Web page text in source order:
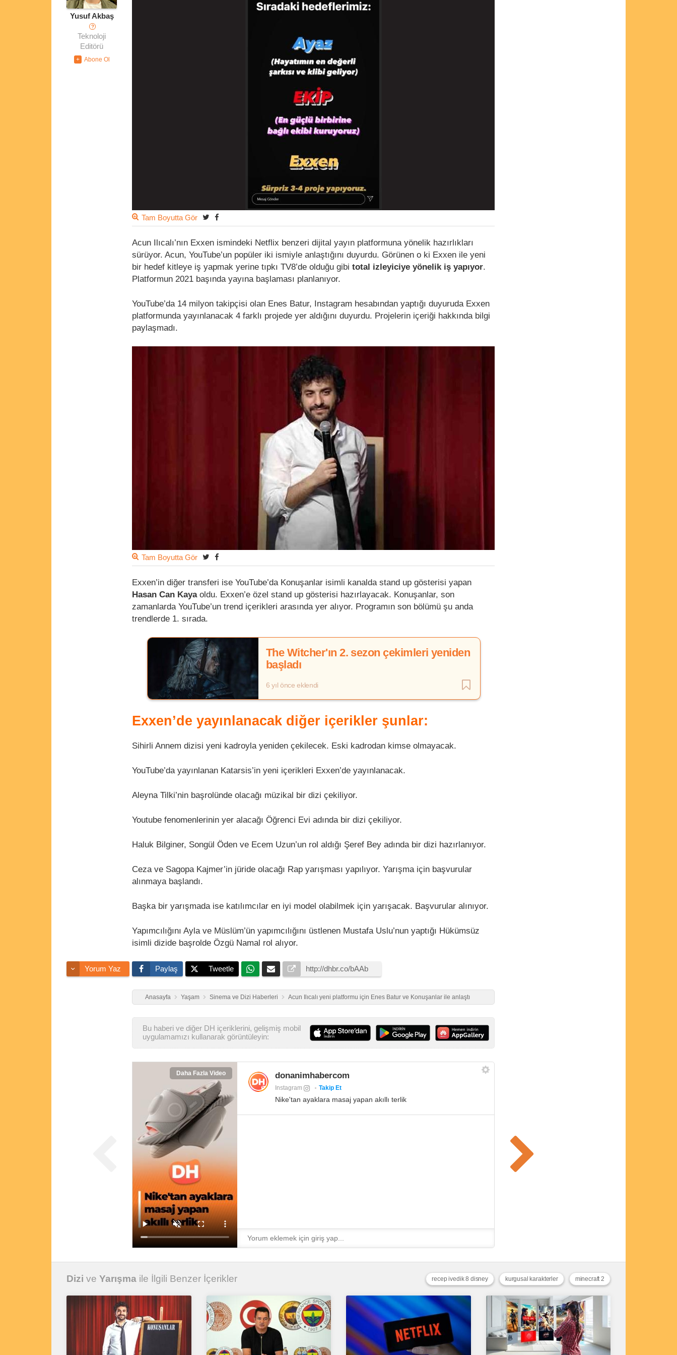
Yusuf Akbaş
?
Teknoloji
Editörü
Tam Boyutta Gör
Acun Ilıcalı’nın Exxen ismindeki Netflix benzeri dijital yayın platformuna yönelik hazırlıkları
sürüyor. Acun, YouTube’un popüler iki ismiyle anlaştığını duyurdu. Görünen o ki Exxen ile yeni
bir hedef kitleye iş yapmak yerine tıpkı TV8’de olduğu gibi total izleyiciye yönelik iş yapıyor.
Platformun 2021 başında yayına başlaması planlanıyor.
YouTube’da 14 milyon takipçisi olan Enes Batur, Instagram hesabından yaptığı duyuruda Exxen
platformunda yayınlanacak 4 farklı projede yer aldığını duyurdu. Projelerin içeriği hakkında bilgi
paylaşmadı.
Tam Boyutta Gör
Exxen’in diğer transferi ise YouTube’da Konuşanlar isimli kanalda stand up gösterisi yapan
Hasan Can Kayaoldu. Exxen’e özel stand up gösterisi hazırlayacak. Konuşanlar, son
zamanlarda YouTube’un trend içerikleri arasında yer alıyor. Programın son bölümü şu anda
trendlerde 1. sırada.
The Witcher'ın 2. sezon çekimleri yeniden
başladı
6 yıl önce eklendi
Exxen’de yayınlanacak diğer içerikler şunlar:
Sihirli Annem dizisi yeni kadroyla yeniden çekilecek. Eski kadrodan kimse olmayacak.
YouTube’da yayınlanan Katarsis’in yeni içerikleri Exxen’de yayınlanacak.
Aleyna Tilki’nin başrolünde olacağı müzikal bir dizi çekiliyor.
Youtube fenomenlerinin yer alacağı Öğrenci Evi adında bir dizi çekiliyor.
Haluk Bilginer, Songül Öden ve Ecem Uzun’un rol aldığı Şeref Bey adında bir dizi hazırlanıyor.
Ceza ve Sagopa Kajmer’in jüride olacağı Rap yarışması yapılıyor. Yarışma için başvurular
alınmaya başlandı.
Başka bir yarışmada ise katılımcılar en iyi model olabilmek için yarışacak. Başvurular alınıyor.
Yapımcılığını Ayla ve Müslüm’ün yapımcılığını üstlenen Mustafa Uslu’nun yaptığı Hükümsüz
isimli dizide başrolde Özgü Namal rol alıyor.
Yorum Yaz Paylaş Tweetle
Anasayfa Yaşam Sinema ve Dizi Haberleri Acun Ilıcalı yeni platformu için Enes Batur ve Konuşanlar ile anlaştı
Bu haberi ve diğer DH içeriklerini, gelişmiş mobil
uygulamamızı kullanarak görüntüleyin:
Daha Fazla Video donanimhabercom
Instagram Takip Et
Nike'tan ayaklara masaj yapan akıllı terlik
Dizi ve Yarışma ile İlgili Benzer İçerikler minecraft 2
kurgusal karakterler
recep ivedik 8 disney